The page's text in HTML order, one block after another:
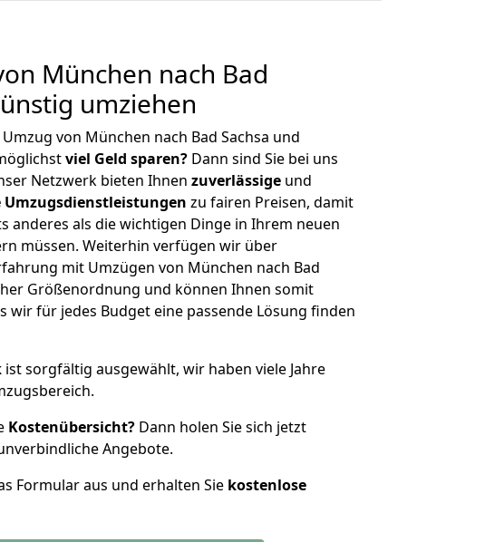
München nach Bad
umziehen
von München nach Bad Sachsa und
viel Geld sparen? Dann sind Sie bei uns
Netzwerk bieten Ihnen zuverlässige und
zu fairen Preisen, damit
anderes als die wichtigen Dinge in Ihrem neuen
müssen. Weiterhin verfügen wir über
mit Umzügen von München nach Bad
Größenordnung und können Ihnen somit
wir für jedes Budget eine passende Lösung finden
ist sorgfältig ausgewählt, wir haben viele Jahre
Kostenübersicht? Dann holen Sie sich jetzt
Angebote.
Formular aus und erhalten Sie kostenlose